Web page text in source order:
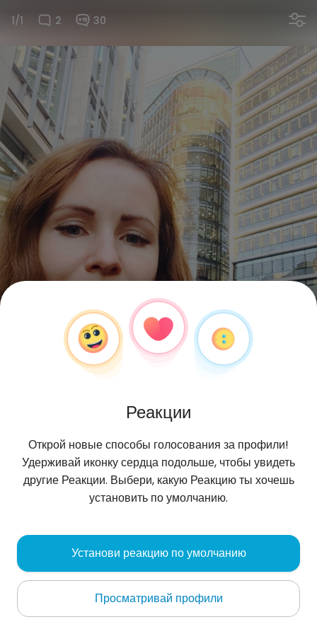
1/1 2 30
AniekSm
Luxembourg
Реакции
Открой новые способы голосования за профили!
Удерживай иконку сердца подольше, чтобы увидеть
другие Реакции. Выбери, какую Реакцию ты хочешь
установить по умолчанию.
Установи реакцию по умолчанию
Просматривай профили